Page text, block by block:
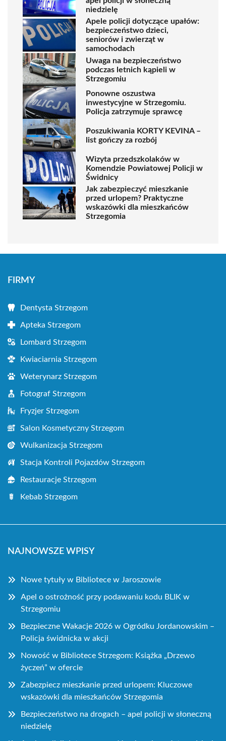
niedzielę
Apele policji dotyczące upałów:
bezpieczeństwo dzieci,
seniorów i zwierząt w
samochodach
Uwaga na bezpieczeństwo
podczas letnich kąpieli w
Strzegomiu
Ponowne oszustwa
inwestycyjne w Strzegomiu.
Policja zatrzymuje sprawcę
Poszukiwania KORTY KEVINA –
list gończy za rozbój
Wizyta przedszkolaków w
Komendzie Powiatowej Policji w
Świdnicy
Jak zabezpieczyć mieszkanie
przed urlopem? Praktyczne
wskazówki dla mieszkańców
Strzegomia
FIRMY
Dentysta Strzegom
Apteka Strzegom
Lombard Strzegom
Kwiaciarnia Strzegom
Weterynarz Strzegom
Fotograf Strzegom
Fryzjer Strzegom
Salon Kosmetyczny Strzegom
Wulkanizacja Strzegom
Stacja Kontroli Pojazdów Strzegom
Restauracje Strzegom
Kebab Strzegom
NAJNOWSZE WPISY
Nowe tytuły w Bibliotece w Jaroszowie
Apel o ostrożność przy podawaniu kodu BLIK w
Strzegomiu
Bezpieczne Wakacje 2026 w Ogródku Jordanowskim –
Policja świdnicka w akcji
Nowość w Bibliotece Strzegom: Książka „Drzewo
życzeń” w ofercie
Zabezpiecz mieszkanie przed urlopem: Kluczowe
wskazówki dla mieszkańców Strzegomia
Bezpieczeństwo na drogach – apel policji w słoneczną
niedzielę